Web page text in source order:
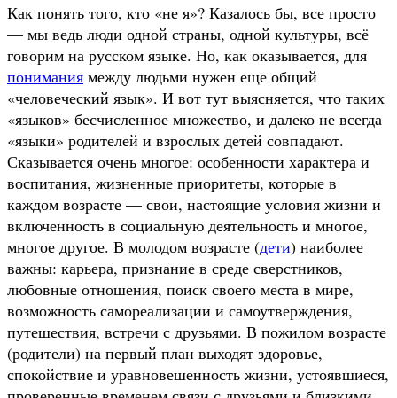
Как понять того, кто «не я»? Казалось бы, все просто
— мы ведь люди одной страны, одной культуры, всё
говорим на русском языке. Но, как оказывается, для
понимания между людьми нужен еще общий
«человеческий язык». И вот тут выясняется, что таких
«языков» бесчисленное множество, и далеко не всегда
«языки» родителей и взрослых детей совпадают.
Сказывается очень многое: особенности характера и
воспитания, жизненные приоритеты, которые в
каждом возрасте — свои, настоящие условия жизни и
включенность в социальную деятельность и многое,
многое другое. В молодом возрасте (дети) наиболее
важны: карьера, признание в среде сверстников,
любовные отношения, поиск своего места в мире,
возможность самореализации и самоутверждения,
путешествия, встречи с друзьями. В пожилом возрасте
(родители) на первый план выходят здоровье,
спокойствие и уравновешенность жизни, устоявшиеся,